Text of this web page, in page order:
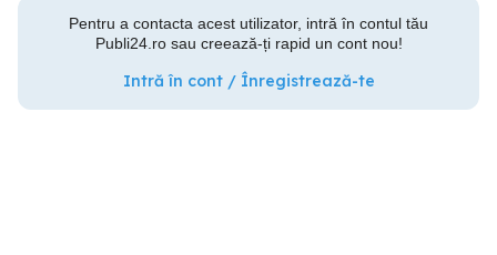
Pentru a contacta acest utilizator, intră în contul tău
Publi24.ro sau creează-ți rapid un cont nou!
Intră în cont / Înregistrează-te